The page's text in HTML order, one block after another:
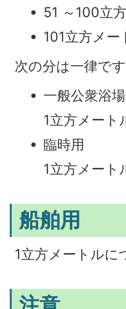
51 ～100立
101立方メ
次の分は一律です
一般公衆浴
1立方メート
臨時用
1立方メート
船舶用
1立方メートルに